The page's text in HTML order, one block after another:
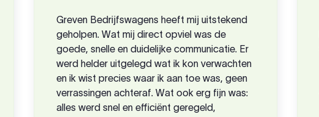
Greven Bedrijfswagens heeft mij uitstekend
geholpen.Wat mij direct opviel was de
goede, snelle en duidelijke communicatie. Er
werd helder uitgelegd wat ik kon verwachten
en ik wist precies waar ik aan toe was, geen
verrassingen achteraf.Wat ook erg fijn was:
alles werd snel en efficiënt geregeld,